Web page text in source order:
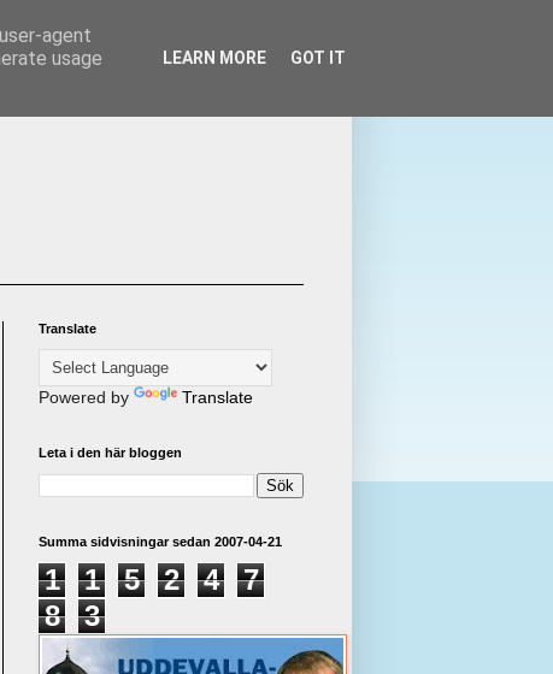
Translate
Powered by Translate
Leta i den här bloggen
Summa sidvisningar sedan 2007-04-21
1 1 5 2 4
7
8
3
agent
usage
LEARN MORE GOT IT